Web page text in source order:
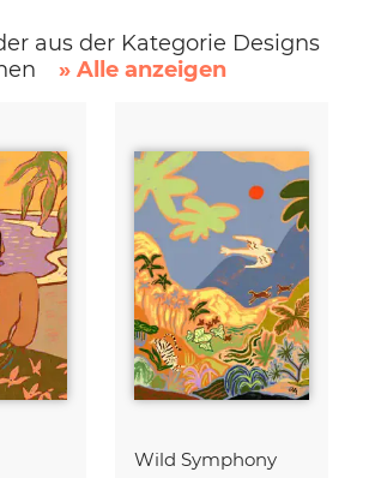
aus der Kategorie Designs
» Alle anzeigen
Wild Symphony